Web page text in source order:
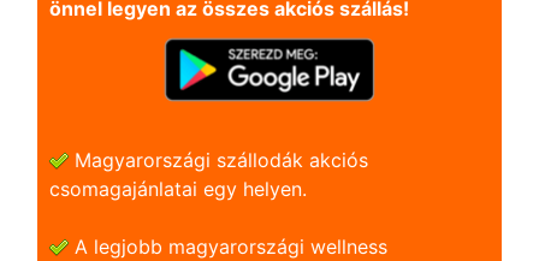
önnel legyen az összes akciós szállás!
Magyarországi szállodák akciós
csomagajánlatai egy helyen.
A legjobb magyarországi wellness